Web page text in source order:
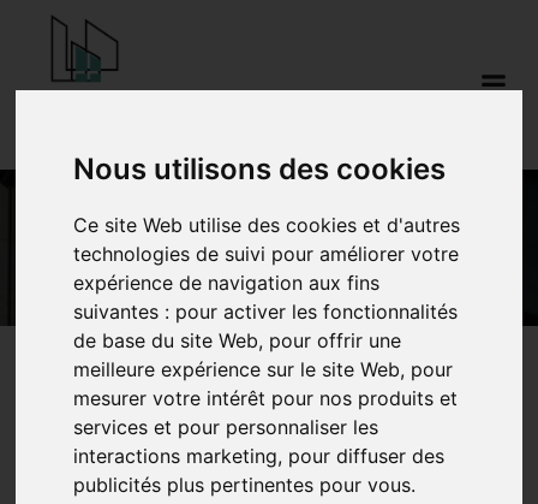
Nous utilisons des cookies
Ce site Web utilise des cookies et d'autres
technologies de suivi pour améliorer votre
expérience de navigation aux fins
suivantes : pour activer les fonctionnalités
de base du site Web, pour offrir une
meilleure expérience sur le site Web, pour
mesurer votre intérêt pour nos produits et
services et pour personnaliser les
interactions marketing, pour diffuser des
publicités plus pertinentes pour vous.
ES70
ETEM ES70
Profondeur du système